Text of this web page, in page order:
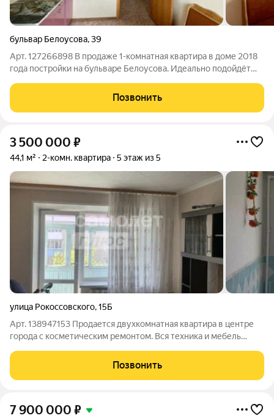
бульвар Белоусова,39
Арт. 127266898 В продаже 1-комнатная квартира в доме 2018
года постройки на бульваре Белоусова. Идеально подойдёт
Для наших клиентов ЗАЩИТА сделки от мошеннических схем!
Ипотека от 11.9%!
Позвонить
3 500 000 ₽
44,1 м² 2-комн. квартира 5 этаж из 5
улица Рокоссовского,15Б
Арт. 138947153 Продается двухкомнатная квартира в центре
города с косметическим ремонтом. Вся техника и мебель
окна пластиковые. Электроплита, есть бойлер для горячей
воды и для кухни, и для
Позвонить
7 900 000 ₽